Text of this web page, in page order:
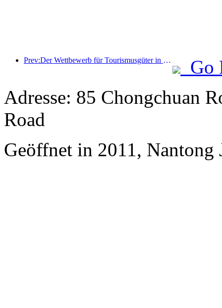
Prev:Der Wettbewerb für Tourismusgüter in China wurde erfolgreich in Xiangtan, Hunan, abgehalten.
Go
Adresse: 85 Chongchuan
Road
Geöffnet in 2011,